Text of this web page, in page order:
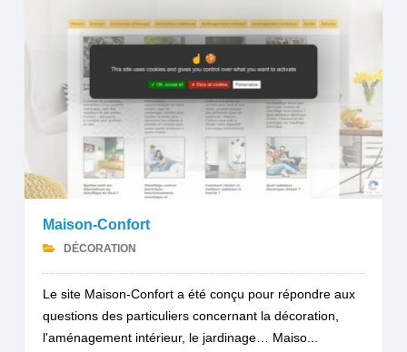
Maison-Confort
DÉCORATION
Le site Maison-Confort a été conçu pour répondre aux
questions des particuliers concernant la décoration,
l'aménagement intérieur, le jardinage… Maiso...